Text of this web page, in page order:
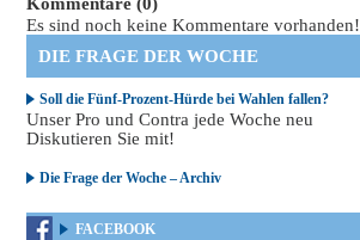
Kommentare (0)
Es sind noch keine Kommentare vorhanden!
DIE FRAGE DER WOCHE
Soll die Fünf-Prozent-Hürde bei Wahlen fallen?
Unser Pro und Contra jede Woche neu
Diskutieren Sie mit!
Die Frage der Woche – Archiv
FACEBOOK